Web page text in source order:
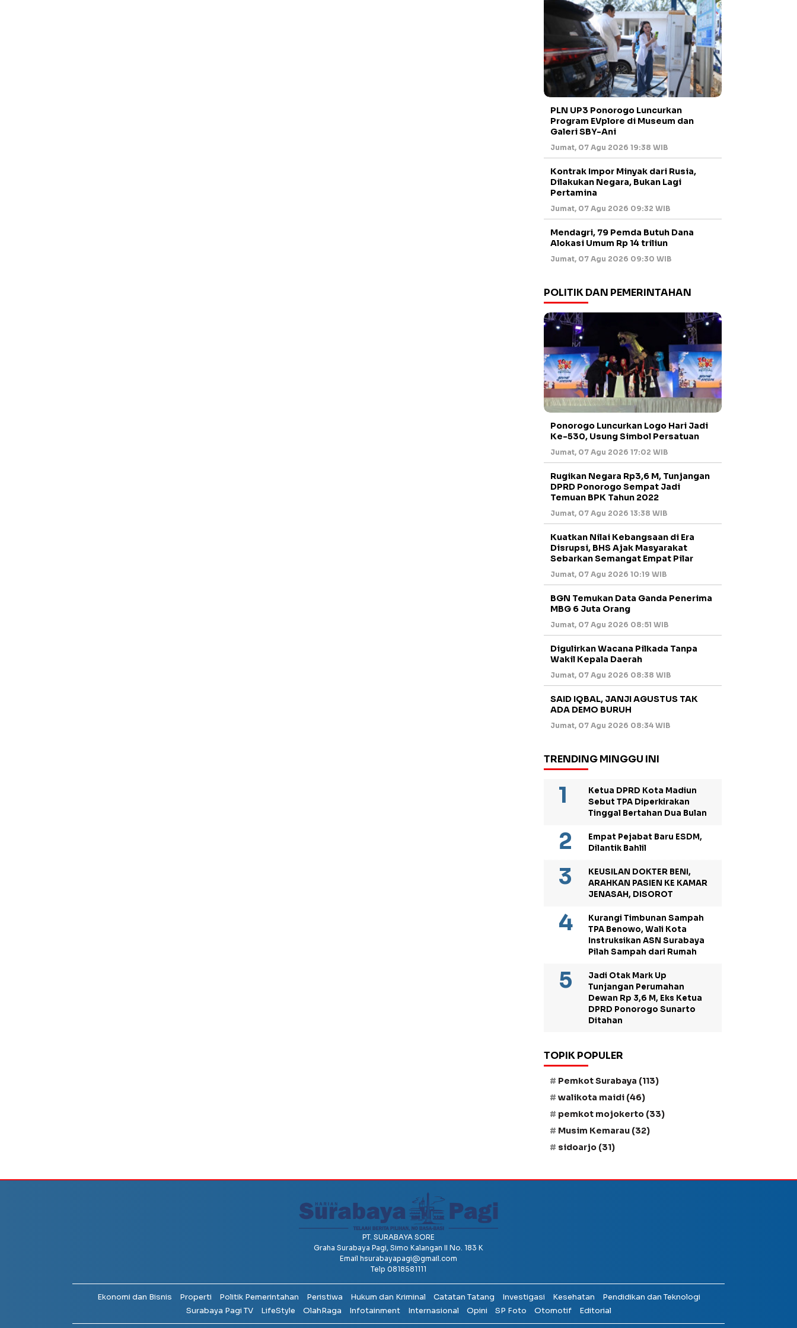
PLN UP3 Ponorogo Luncurkan
Program EVplore di Museum dan
Galeri SBY-Ani
Jumat, 07 Agu 2026 19:38 WIB
Kontrak Impor Minyak dari Rusia,
Dilakukan Negara, Bukan Lagi
Pertamina
Jumat, 07 Agu 2026 09:32 WIB
Mendagri, 79 Pemda Butuh Dana
Alokasi Umum Rp 14 triliun
Jumat, 07 Agu 2026 09:30 WIB
POLITIK DAN PEMERINTAHAN
Ponorogo Luncurkan Logo Hari Jadi
Ke-530, Usung Simbol Persatuan
Jumat, 07 Agu 2026 17:02 WIB
Rugikan Negara Rp3,6 M, Tunjangan
DPRD Ponorogo Sempat Jadi
Temuan BPK Tahun 2022
Jumat, 07 Agu 2026 13:38 WIB
Kuatkan Nilai Kebangsaan di Era
Disrupsi, BHS Ajak Masyarakat
Sebarkan Semangat Empat Pilar
Jumat, 07 Agu 2026 10:19 WIB
BGN Temukan Data Ganda Penerima
MBG 6 Juta Orang
Jumat, 07 Agu 2026 08:51 WIB
Digulirkan Wacana Pilkada Tanpa
Wakil Kepala Daerah
Jumat, 07 Agu 2026 08:38 WIB
SAID IQBAL, JANJI AGUSTUS TAK
ADA DEMO BURUH
Jumat, 07 Agu 2026 08:34 WIB
TRENDING MINGGU INI
Ketua DPRD Kota Madiun
Sebut TPA Diperkirakan
Tinggal Bertahan Dua Bulan
Empat Pejabat Baru ESDM,
Dilantik Bahlil
KEUSILAN DOKTER BENI,
ARAHKAN PASIEN KE KAMAR
JENASAH, DISOROT
Kurangi Timbunan Sampah
TPA Benowo, Wali Kota
Instruksikan ASN Surabaya
Pilah Sampah dari Rumah
Jadi Otak Mark Up
Tunjangan Perumahan
Dewan Rp 3,6 M, Eks Ketua
DPRD Ponorogo Sunarto
Ditahan
TOPIK POPULER
Pemkot Surabaya (113)
walikota maidi (46)
pemkot mojokerto (33)
Musim Kemarau (32)
sidoarjo (31)
PT. SURABAYA SORE
Graha Surabaya Pagi, Simo Kalangan II No. 183 K
Email hsurabayapagi@gmail.com
Telp 0818581111
Ekonomi dan Bisnis Properti Politik Pemerintahan Peristiwa Hukum dan Kriminal Catatan Tatang Investigasi Kesehatan
Pendidikan dan Teknologi
Surabaya Pagi TV
LifeStyle OlahRaga Infotainment Internasional Opini SP Foto Otomotif Editorial